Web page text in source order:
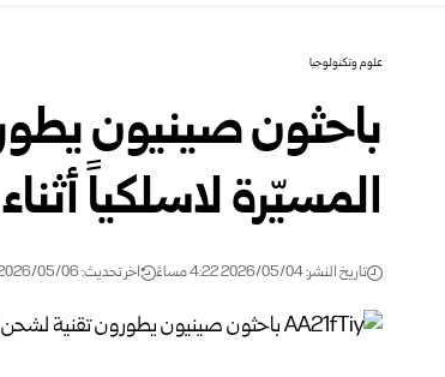
علوم وتكنولوجيا
باحثون صينيون
المسيّرة لاسلكياً
تاريخ النشر: 2026/05/04 4:22 مساءً اخر تحديث: 2026/05/06 5:02 مساءً